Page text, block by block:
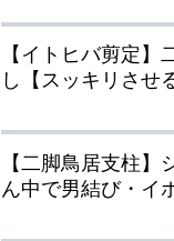
【イトヒバ剪定】
し【スッキリさせ
【二脚鳥居支柱
ん中で男結び・イ